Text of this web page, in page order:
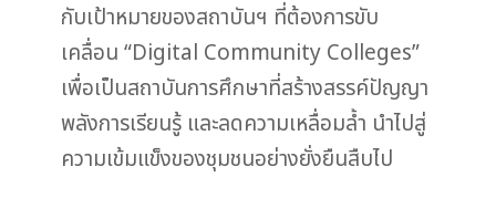
กับเป้าหมายของสถาบันฯ ที่ต้องการขับ
เคลื่อน “Digital Community Colleges”
เพื่อเป็นสถาบันการศึกษาที่สร้างสรรค์ปัญญา
พลังการเรียนรู้ และลดความเหลื่อมล้ำ นำไปสู่
ความเข้มแข็งของชุมชนอย่างยั่งยืนสืบไป